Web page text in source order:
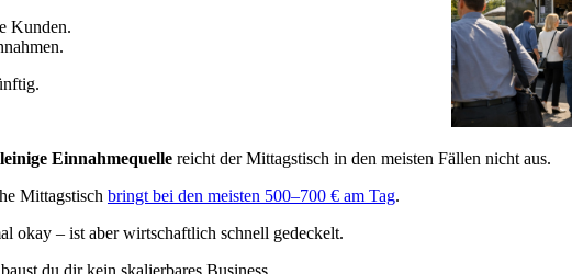
Kunden.
Einnahmequelle reicht der Mittagstisch in den meisten Fällen nicht aus.
Mittagstisch bringt bei den meisten 500–700 € am Tag.
okay – ist aber wirtschaftlich schnell gedeckelt.
du dir kein skalierbares Business.